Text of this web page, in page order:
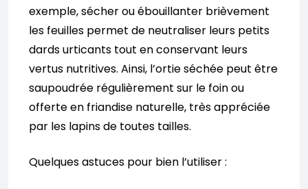
exemple, sécher ou ébouillanter brièvement
les feuilles permet de neutraliser leurs petits
dards urticants tout en conservant leurs
vertus nutritives. Ainsi, l’ortie séchée peut être
saupoudrée régulièrement sur le foin ou
offerte en friandise naturelle, très appréciée
par les lapins de toutes tailles.
Quelques astuces pour bien l’utiliser :